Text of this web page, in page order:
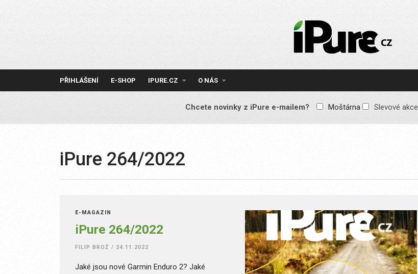
IPURE.CZ
Prémiový Apple e-
reklamy, žádné
obsah pro všechny
PŘIHLÁŠENÍ E-SHOP IPURE.CZ O NÁS
Chcete novinky z iPure e-mailem? Moštárna Slevové akce
iPure 264/2022
E-MAGAZÍN
iPure 264/2022
FILIP BROŽ / 24.11.2022
Jaké jsou nové Garmin Enduro 2? Jaké